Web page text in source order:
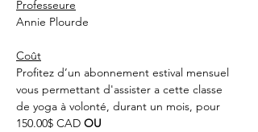
Professeure
Annie Plourde
Coût
Profitez d’un abonnement estival mensuel
vous permettant d'assister a cette classe
de yoga à volonté, durant un mois, pour
150.00$ CAD OU